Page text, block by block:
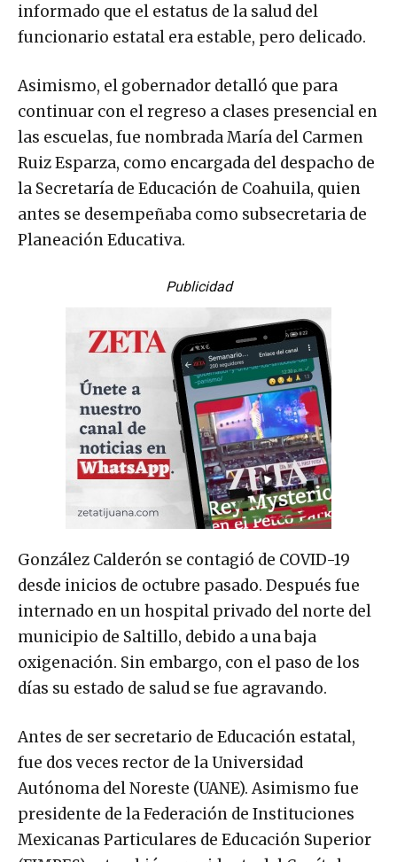
informado que el estatus de la salud del
funcionario estatal era estable, pero delicado.
Asimismo, el gobernador detalló que para
continuar con el regreso a clases presencial en
las escuelas, fue nombrada María del Carmen
Ruiz Esparza, como encargada del despacho de
la Secretaría de Educación de Coahuila, quien
antes se desempeñaba como subsecretaria de
Planeación Educativa.
Publicidad
González Calderón se contagió de COVID-19
desde inicios de octubre pasado. Después fue
internado en un hospital privado del norte del
municipio de Saltillo, debido a una baja
oxigenación. Sin embargo, con el paso de los
días su estado de salud se fue agravando.
Antes de ser secretario de Educación estatal,
fue dos veces rector de la Universidad
Autónoma del Noreste (UANE). Asimismo fue
presidente de la Federación de Instituciones
Mexicanas Particulares de Educación Superior